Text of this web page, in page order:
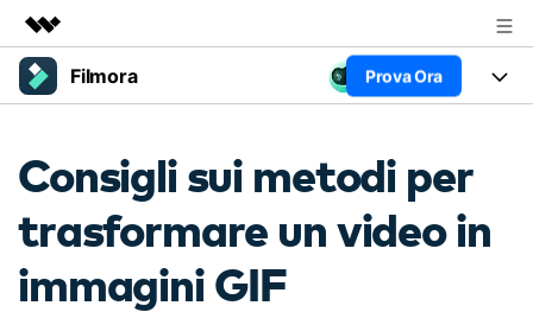
Prodotti in evidenza
Utilità
Panoramica
Soluzione
Chi siamo
Filmora Prova Ora
Piattaforme
Funzioni
Risorse
AI
Video/Immagine
Audio
Consigli sui metodi per
trasformare un video in
immagini GIF